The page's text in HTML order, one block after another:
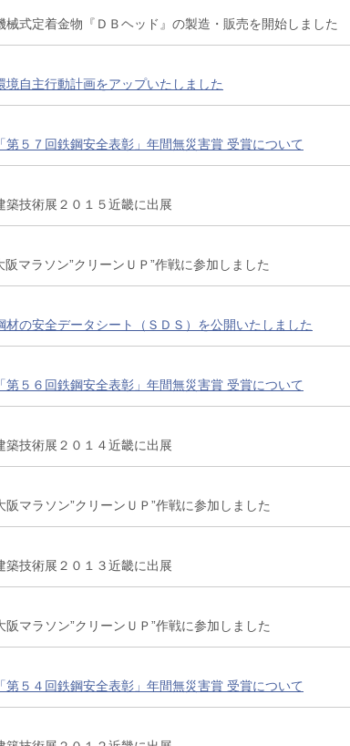
械式定着金物『ＤＢヘッド』の製造・販売を開始しました
境自主行動計画をアップいたしました
「第５７回鉄鋼安全表彰」年間無災害賞 受賞について
築技術展２０１５近畿に出展
阪マラソン”クリーンＵＰ”作戦に参加しました
材の安全データシート（ＳＤＳ）を公開いたしました
「第５６回鉄鋼安全表彰」年間無災害賞 受賞について
築技術展２０１４近畿に出展
阪マラソン”クリーンＵＰ”作戦に参加しました
築技術展２０１３近畿に出展
阪マラソン”クリーンＵＰ”作戦に参加しました
「第５４回鉄鋼安全表彰」年間無災害賞 受賞について